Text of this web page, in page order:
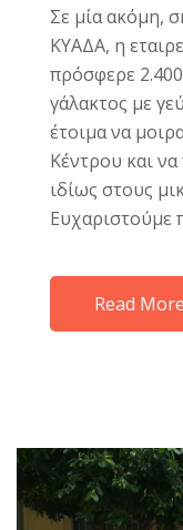
Σε μία ακόμη,
ΚΥΑΔΑ, η
πρόσφερε
γάλακτος με
έτοιμα να
Κέντρου και
ιδίως στους
Ευχαριστούμε
Read More